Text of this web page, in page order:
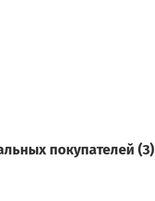
покупателей (3)